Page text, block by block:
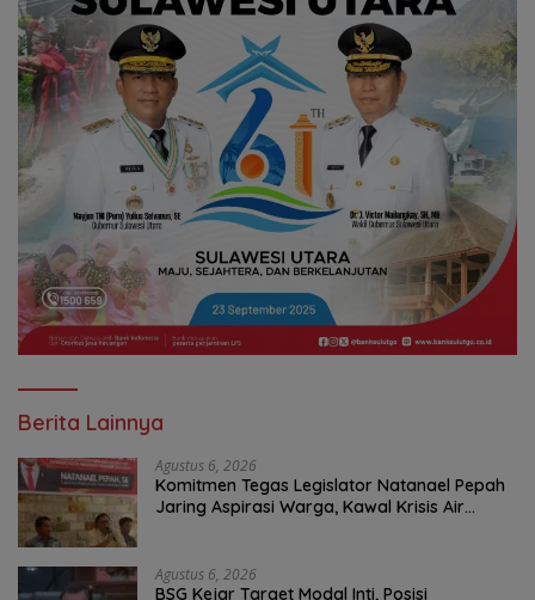
Berita Lainnya
Agustus 6, 2026
Komitmen Tegas Legislator Natanael Pepah
Jaring Aspirasi Warga, Kawal Krisis Air
Agustus 6, 2026
BSG Kejar Target Modal Inti, Posisi